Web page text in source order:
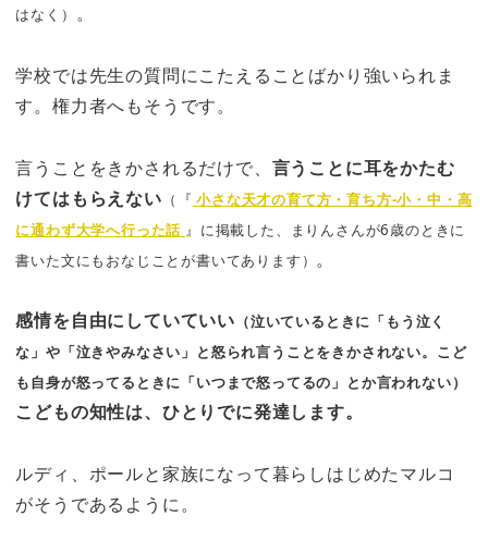
はなく） 。
学校では先生の質問にこたえることばかり強いられま
す。権力者へもそうです。
言うことをきかされるだけで、 言うことに耳をかたむ
けてはもらえない （『 小さな天才の育て方・育ち方-小・中・高
に通わず大学へ行った話 』に掲載した、まりんさんが6歳のときに
書いた文にもおなじことが書いてあります） 。
感情を自由にしていていい （泣いているときに「もう泣く
な」や「泣きやみなさい」と怒られ言うことをきかされない。こど
も自身が怒ってるときに「いつまで怒ってるの」とか言われない）
こどもの知性は、ひとりでに発達します。
ルディ、ポールと家族になって暮らしはじめたマルコ
がそうであるように。